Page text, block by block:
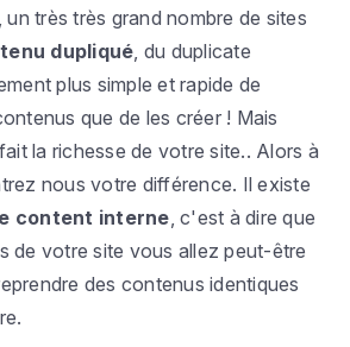
un très très grand nombre de sites
dupliqué, du duplicate
plus simple et rapide de
que de les créer ! Mais
la richesse de votre site.. Alors à
nous votre différence. Il existe
content interne, c'est à dire que
de votre site vous allez peut-être
des contenus identiques